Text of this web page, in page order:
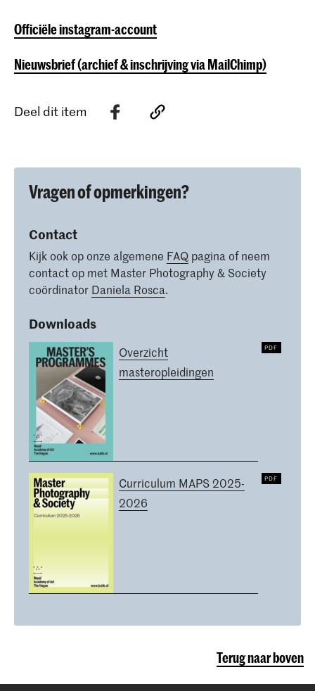
Officiële instagram-account
Nieuwsbrief (archief & inschrijving via MailChimp)
Deel dit item
Vragen of opmerkingen?
Contact
Kijk ook op onze algemene FAQ pagina of neem
contact op met Master Photography & Society
coördinator Daniela Rosca.
Downloads
Overzicht
masteropleidingen
Curriculum MAPS 2025-
2026
Terug naar boven